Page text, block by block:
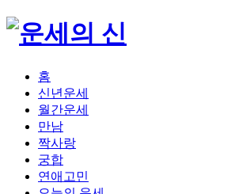
홈
신년운세
월간운세
만남
짝사랑
궁합
연애고민